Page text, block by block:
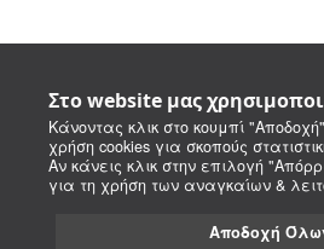
Στο website μας
Κάνοντας κλικ στο κουμπί
χρήση cookies για σκοπούς
Αν κάνεις κλικ στην επιλογή
για τη χρήση των αναγκαίων &
Αποδοχή